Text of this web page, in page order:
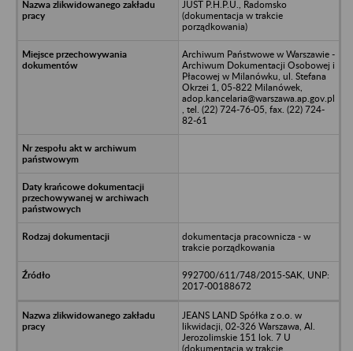
JUST P.H.P.U., Radomsko
(dokumentacja w trakcie
porządkowania)
Archiwum Państwowe w Warszawie -
Archiwum Dokumentacji Osobowej i
Płacowej w Milanówku, ul. Stefana
Okrzei 1, 05-822 Milanówek,
adop.kancelaria@warszawa.ap.gov.pl
, tel. (22) 724-76-05, fax. (22) 724-
82-61
dokumentacja pracownicza - w
trakcie porządkowania
992700/611/748/2015-SAK, UNP:
2017-00188672
JEANS LAND Spółka z o.o. w
likwidacji, 02-326 Warszawa, Al.
Jerozolimskie 151 lok. 7 U
(dokumentacja w trakcie